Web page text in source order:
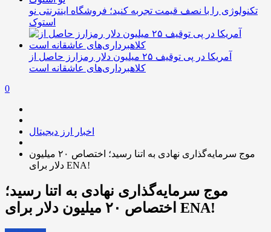
تکنولوژی را با نصف قیمت تجربه کنید؛ فروشگاه اینترنتی نو
استوک
آمریکا در پی توقیف ۲۵ میلیون دلار رمزارز حاصل از
کلاهبرداری‌های عاشقانه است
0
اخبار ارز دیجیتال
موج سرمایه‌گذاری نهادی به اتنا رسید؛ اختصاص ۲۰ میلیون
دلار برای ENA!
موج سرمایه‌گذاری نهادی به اتنا رسید؛
اختصاص ۲۰ میلیون دلار برای ENA!